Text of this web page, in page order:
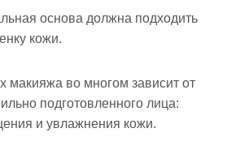
основа должна подходить
кожи.
макияжа во многом зависит от
подготовленного лица:
и увлажнения кожи.